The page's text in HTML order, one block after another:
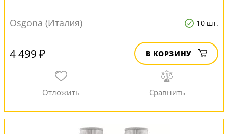
Osgona (Италия) 10 шт.
4 499 ₽ В КОРЗИНУ